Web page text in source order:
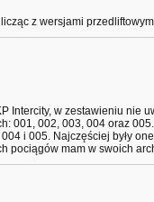
z wersjami
Intercity, w zestawieniu nie
001, 002, 003, 004 oraz
i 005. Najczęściej były
pociągów mam w swoich